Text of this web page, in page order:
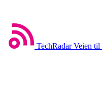
TechRadar Veien til